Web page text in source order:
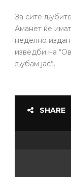
За сите
Аманет ќе
неделно
изведби на
љубам јас”.
SHARE